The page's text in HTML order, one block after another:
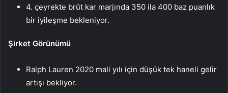
4. çeyrekte brüt kar marjında ​​350 ila 400 baz puanlık
bir iyileşme bekleniyor.
Şirket Görünümü
Ralph Lauren 2020 mali yılı için düşük tek haneli gelir
artışı bekliyor.